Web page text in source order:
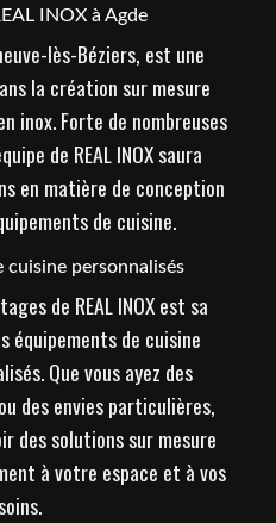
INOX à Agde
lès-Béziers, est une
la création sur mesure
inox. Forte de nombreuses
de REAL INOX saura
en matière de conception
de cuisine.
cuisine personnalisés
de REAL INOX est sa
équipements de cuisine
Que vous ayez des
des envies particulières,
des solutions sur mesure
à votre espace et à vos